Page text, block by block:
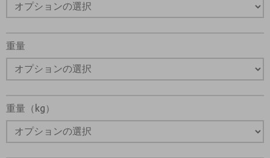
重量
重量（kg）